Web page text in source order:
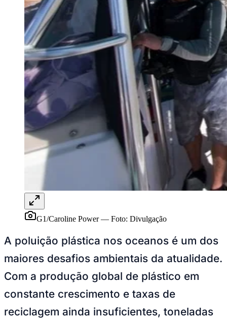
Vitória G1/Caroline Power— Foto: Divulgação
A poluição plástica nos oceanos é um dos
maiores desafios ambientais da atualidade.
Com a produção global de plástico em
constante crescimento e taxas de
reciclagem ainda insuficientes, toneladas